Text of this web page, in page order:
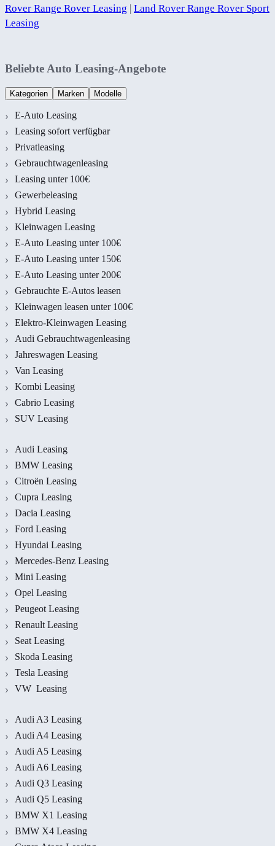
Rover Range Rover Leasing | Land Rover Range Rover Sport
Leasing
Beliebte Auto Leasing-Angebote
Kategorien Marken Modelle
E-Auto Leasing
Leasing sofort verfügbar
Privatleasing
Gebrauchtwagenleasing
Leasing unter 100€
Gewerbeleasing
Hybrid Leasing
Kleinwagen Leasing
E-Auto Leasing unter 100€
E-Auto Leasing unter 150€
E-Auto Leasing unter 200€
Gebrauchte E-Autos leasen
Kleinwagen leasen unter 100€
Elektro-Kleinwagen Leasing
Audi Gebrauchtwagenleasing
Jahreswagen Leasing
Van Leasing
Kombi Leasing
Cabrio Leasing
SUV Leasing
Audi Leasing
BMW Leasing
Citroën Leasing
Cupra Leasing
Dacia Leasing
Ford Leasing
Hyundai Leasing
Mercedes-Benz Leasing
Mini Leasing
Opel Leasing
Peugeot Leasing
Renault Leasing
Seat Leasing
Skoda Leasing
Tesla Leasing
VW Leasing
Audi A3 Leasing
Audi A4 Leasing
Audi A5 Leasing
Audi A6 Leasing
Audi Q3 Leasing
Audi Q5 Leasing
BMW X1 Leasing
BMW X4 Leasing